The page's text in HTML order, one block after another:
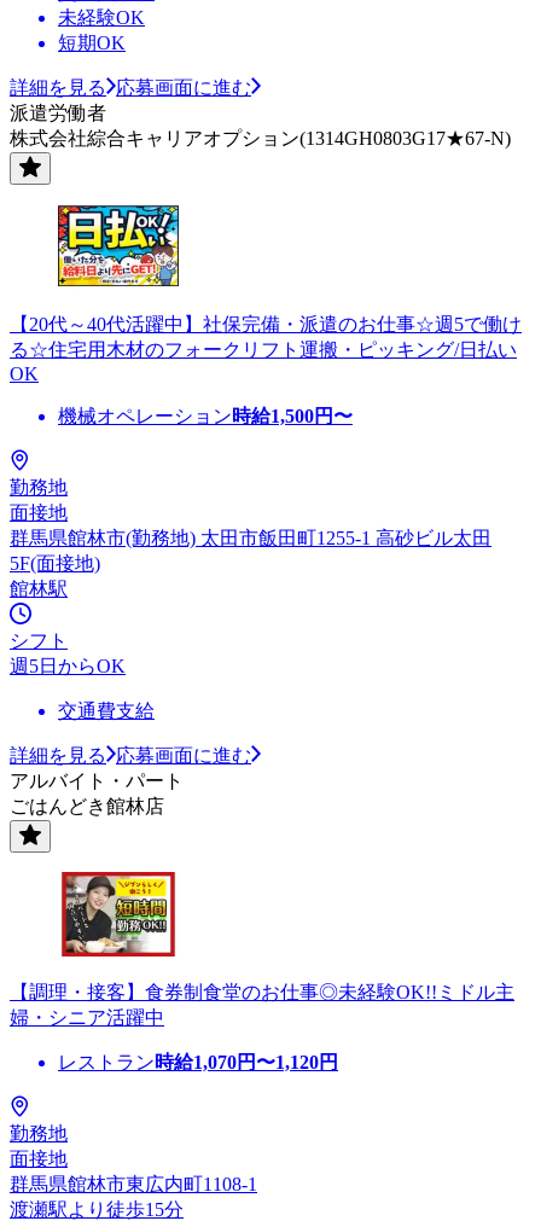
未経験OK
短期OK
詳細を見る
応募画面に進む
派遣労働者
株式会社綜合キャリアオプション(1314GH0803G17★67-N)
【20代～40代活躍中】社保完備・派遣のお仕事☆週5で働け
る☆住宅用木材のフォークリフト運搬・ピッキング/日払い
OK
機械オペレーション時給1,500円〜
勤務地
面接地
群馬県館林市(勤務地) 太田市飯田町1255-1 高砂ビル太田
5F(面接地)
館林駅
シフト
週5日からOK
交通費支給
詳細を見る
応募画面に進む
アルバイト・パート
ごはんどき館林店
【調理・接客】食券制食堂のお仕事◎未経験OK!!ミドル主
婦・シニア活躍中
レストラン時給1,070円〜1,120円
勤務地
面接地
群馬県館林市東広内町1108-1
渡瀬駅より徒歩15分